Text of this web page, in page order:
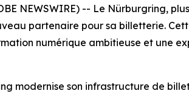
NEWSWIRE) -- Le Nürburgring,
partenaire pour sa billetterie.
numérique ambitieuse et une
modernise son infrastructure de